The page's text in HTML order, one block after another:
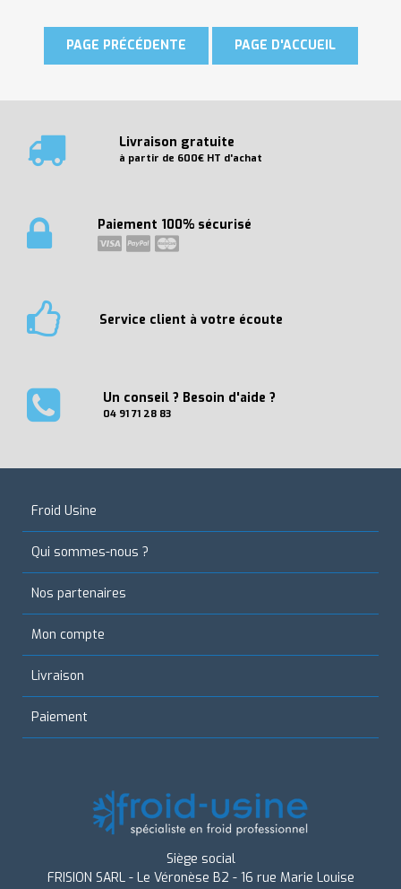
Livraison gratuite
à partir de 600€ HT d'achat
Paiement 100% sécurisé
Service client à votre écoute
Un conseil ? Besoin d'aide ?
04 91 71 28 83
Froid Usine
Qui sommes-nous ?
Nos partenaires
Mon compte
Livraison
Paiement
Siège social
FRISION SARL - Le Véronèse B2 - 16 rue Marie Louise